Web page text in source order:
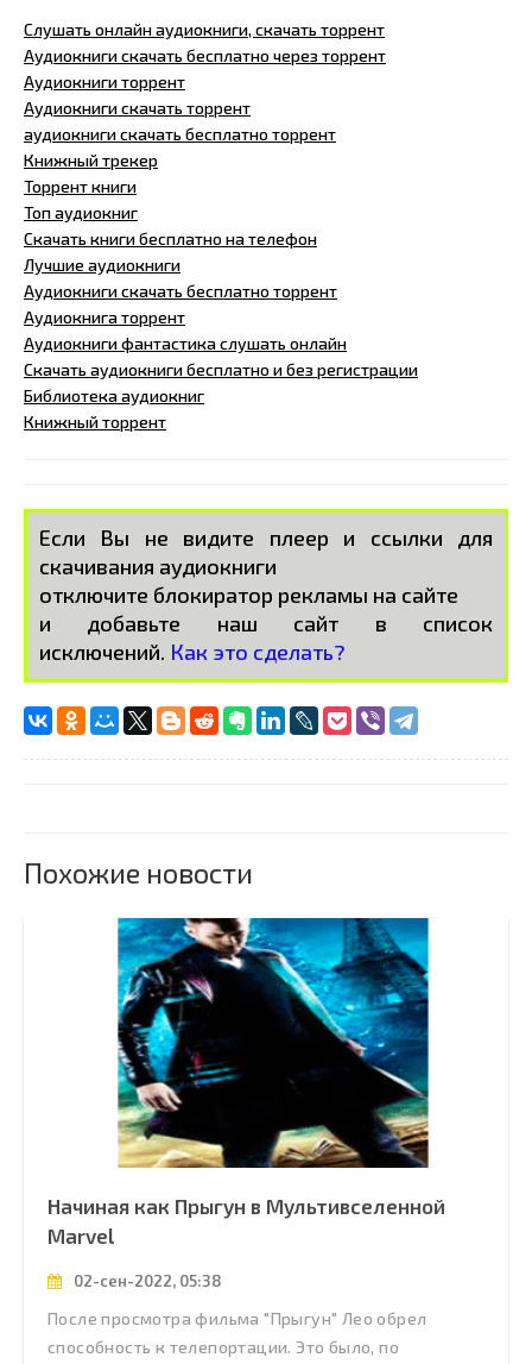
Слушать онлайн аудиокниги, скачать торрент
Аудиокниги скачать бесплатно через торрент
Аудиокниги торрент
Аудиокниги скачать торрент
аудиокниги скачать бесплатно торрент
Книжный трекер
Торрент книги
Топ аудиокниг
Скачать книги бесплатно на телефон
Лучшие аудиокниги
Аудиокниги скачать бесплатно торрент
Аудиокнига торрент
Аудиокниги фантастика слушать онлайн
Скачать аудиокниги бесплатно и без регистрации
Библиотека аудиокниг
Книжный торрент
Если Вы не видите плеер и ссылки для
скачивания аудиокниги
отключите блокиратор рекламы на сайте
и добавьте наш сайт в список
исключений. Как это сделать?
Похожие новости
Начиная как Прыгун в Мультивселенной
Marvel
02-сен-2022, 05:38
После просмотра фильма "Прыгун" Лео обрел
способность к телепортации. Это было, по